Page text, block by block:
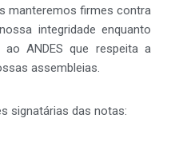
manteremos firmes contra
integridade enquanto
ao ANDES que respeita a
assembleias.
signatárias das notas: